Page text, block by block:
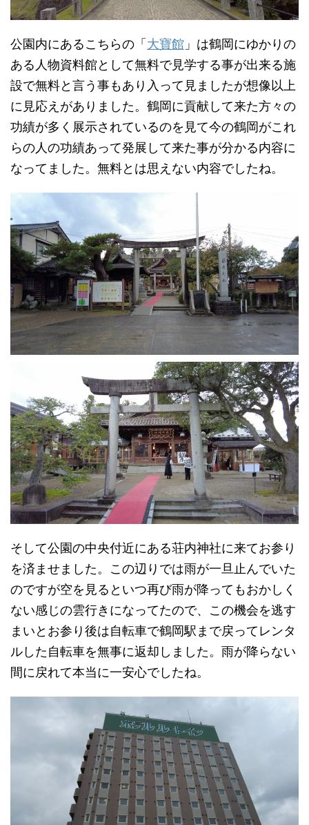
公園内にあるこちらの「大寶館 」は鶴岡にゆかりの
ある人物資料館として無料で見学する事が出来る施
設で無料と言う事もあり入って見ましたが想像以上
に見応えがありました。鶴岡に貢献して来た方々の
功績が多く展示されているのを見て今の鶴岡がこれ
らの人の功績あって発展して来た事が分かる内容に
なってました。無料とは思えない内容でしたね。
そして公園の中央付近にある荘内神社に来てお参り
を済ませました。この辺りでは雨が一旦止んでいた
のですが空を見るといつ再び雨が降ってもおかしく
ない感じの雲行きになってたので、この機会を逃す
まいとお参り後は自転車で鶴岡駅まで戻ってレンタ
ルした自転車を無事に返却しました。雨が降らない
間に戻れて本当に一安心でしたね。